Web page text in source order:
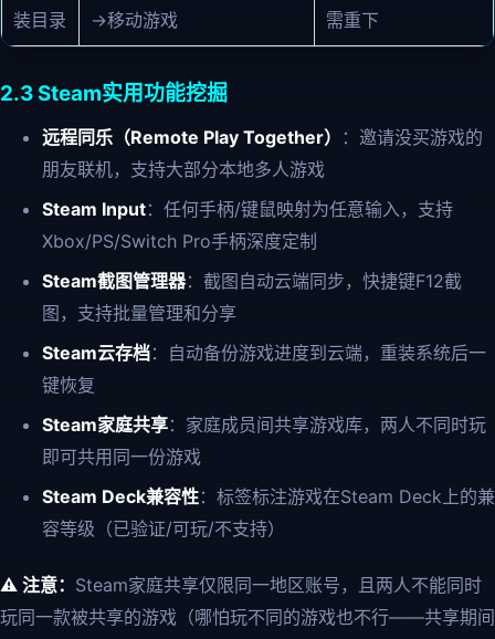
装目录
→移动游戏
需重下
2.3 Steam实用功能挖掘
远程同乐（Remote Play Together）
：邀请没买游戏的
朋友联机，支持大部分本地多人游戏
Steam Input：任何手柄/键鼠映射为任意输入，支持
Xbox/PS/Switch Pro手柄深度定制
Steam截图管理器：截图自动云端同步，快捷键F12截
图，支持批量管理和分享
Steam云存档：自动备份游戏进度到云端，重装系统后一
键恢复
Steam家庭共享：家庭成员间共享游戏库，两人不同时玩
即可共用同一份游戏
Steam Deck兼容性：标签标注游戏在Steam Deck上的兼
容等级（已验证/可玩/不支持）
⚠️ 注意： Steam家庭共享仅限同一地区账号，且两人不能同时
玩同一款被共享的游戏（哪怕玩不同的游戏也不行——共享期间